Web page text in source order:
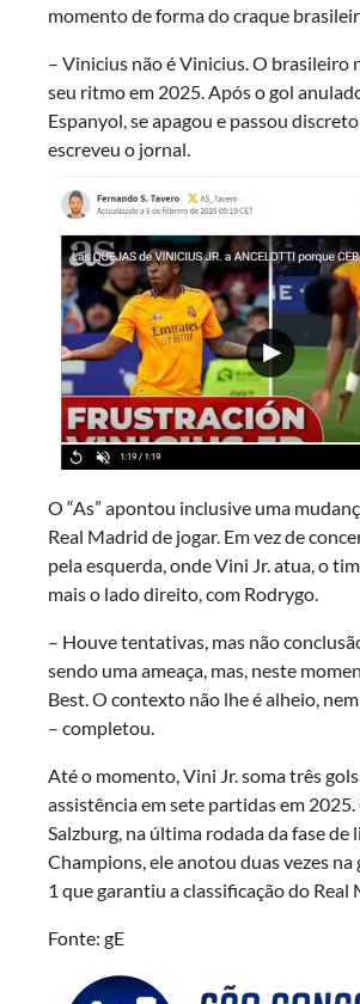
momento de forma do craque
– Vinicius não é Vinicius. O brasileiro
seu ritmo em 2025. Após o gol
Espanyol, se apagou e passou
escreveu o jornal.
O “As” apontou inclusive uma
Real Madrid de jogar. Em vez de
pela esquerda, onde Vini Jr. atua, o
mais o lado direito, com Rodrygo.
– Houve tentativas, mas não
sendo uma ameaça, mas, neste
Best. O contexto não lhe é alheio,
– completou.
Até o momento, Vini Jr. soma três
assistência em sete partidas em
Salzburg, na última rodada da fase de
Champions, ele anotou duas vezes na
1 que garantiu a classificação do Real
Fonte: gE